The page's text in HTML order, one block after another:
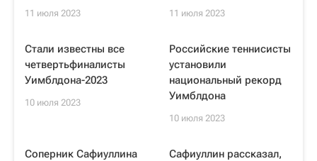
11 июля 2023 11 июля 2023
Стали известны все
четвертьфиналисты
Уимблдона-2023
10 июля 2023
Российские теннисисты
установили
национальный рекорд
Уимблдона
10 июля 2023
Соперник Сафиуллина
Сафиуллин рассказал,